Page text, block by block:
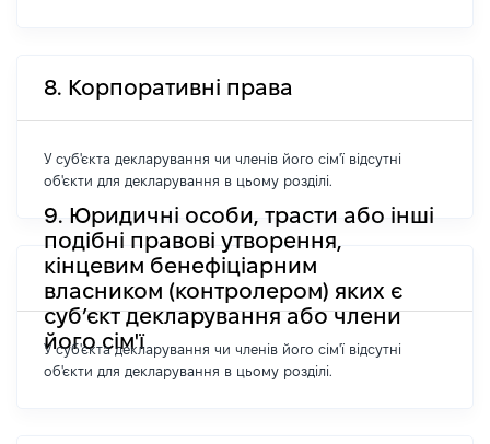
8. Корпоративні права
У суб'єкта декларування чи членів його сім'ї відсутні
об'єкти для декларування в цьому розділі.
9. Юридичні особи, трасти або інші
подібні правові утворення,
кінцевим бенефіціарним
власником (контролером) яких є
суб’єкт декларування або члени
його сім'ї
У суб'єкта декларування чи членів його сім'ї відсутні
об'єкти для декларування в цьому розділі.